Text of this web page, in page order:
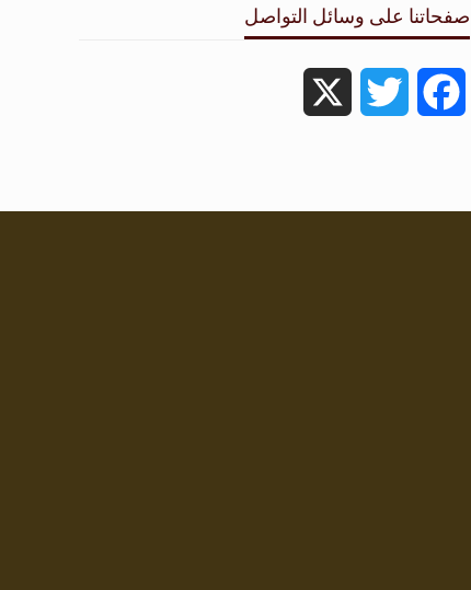
صفحاتنا على وسائل التواصل
Facebook
Twitter